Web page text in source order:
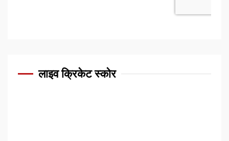
लाइव क्रिकेट स्कोर